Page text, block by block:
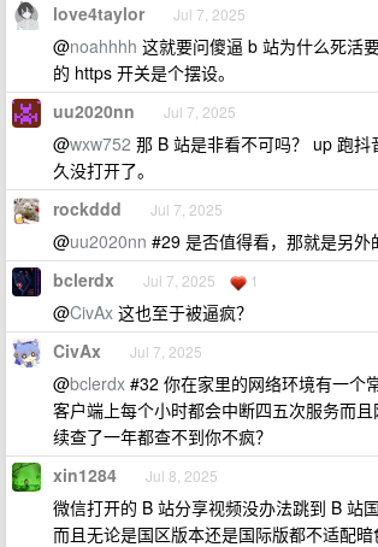
love4taylor Jul 7, 2025
@noahhhh 这就要问傻逼 b 站为什么死活
的 https 开关是个摆设。
uu2020nn Jul 7, 2025
@wxw752 那 B 站是非看不可吗？ up 跑抖
久没打开了。
rockddd Jul 7, 2025
@uu2020nn #29 是否值得看，那就是另外
bclerdx Jul 7, 2025 1
@CivAx 这也至于被逼疯？
CivAx Jul 7, 2025
@bclerdx #32 你在家里的网络环境有一个
客户端上每个小时都会中断四五次服务而
续查了一年都查不到你不疯？
xin1284 Jul 8, 2025
微信打开的 B 站分享视频没办法跳到 B 站
而且无论是国区版本还是国际版都不适配